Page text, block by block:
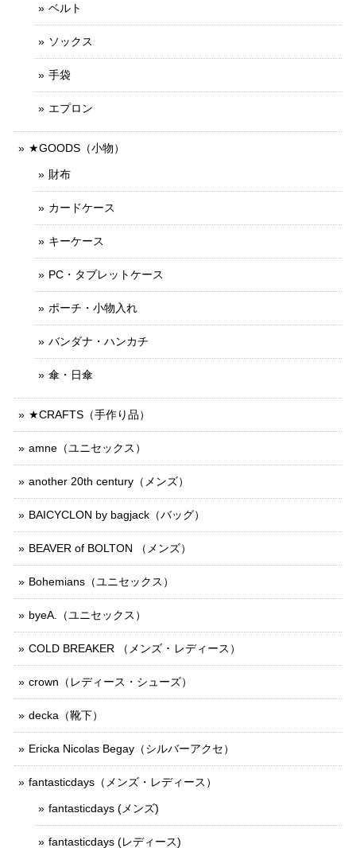
ベルト
ソックス
手袋
エプロン
★GOODS（小物）
財布
カードケース
キーケース
PC・タブレットケース
ポーチ・小物入れ
バンダナ・ハンカチ
傘・日傘
★CRAFTS（手作り品）
amne（ユニセックス）
another 20th century（メンズ）
BAICYCLON by bagjack（バッグ）
BEAVER of BOLTON （メンズ）
Bohemians（ユニセックス）
byeA.（ユニセックス）
COLD BREAKER （メンズ ･ レディース）
crown（レディース・シューズ）
decka（靴下）
Ericka Nicolas Begay（シルバーアクセ）
fantasticdays（メンズ・レディース）
fantasticdays (メンズ)
fantasticdays (レディース)